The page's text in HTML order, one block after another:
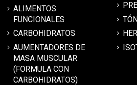
ALIMENTOS
FUNCIONALES
CARBOHIDRATOS
AUMENTADORES DE
MASA MUSCULAR
(FORMULA CON
CARBOHIDRATOS)